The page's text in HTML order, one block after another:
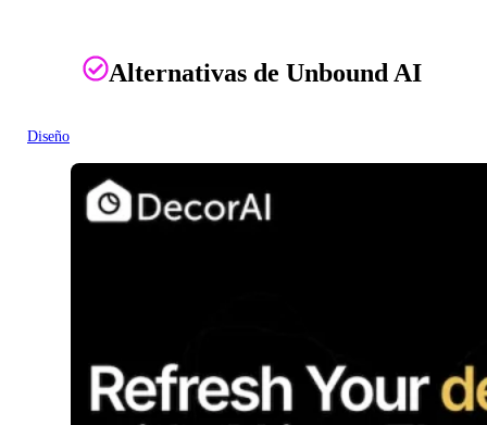
Alternativas de Unbound AI
Diseño